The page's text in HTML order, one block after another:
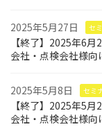
2025年5月27日 セ
【終了】2025年6
会社・点検会社様向
2025年5月8日 セミ
【終了】2025年5
会社・点検会社様向